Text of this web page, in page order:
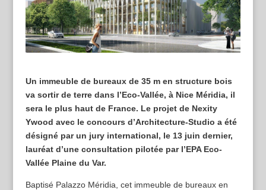
Un immeuble de bureaux de 35 m en structure bois
va sortir de terre dans l’Eco-Vallée, à Nice Méridia, il
sera le plus haut de France. Le projet de Nexity
Ywood avec le concours d’Architecture-Studio a été
désigné par un jury international, le 13 juin dernier,
lauréat d’une consultation pilotée par l’EPA Eco-
Vallée Plaine du Var.
Baptisé Palazzo Méridia, cet immeuble de bureaux en